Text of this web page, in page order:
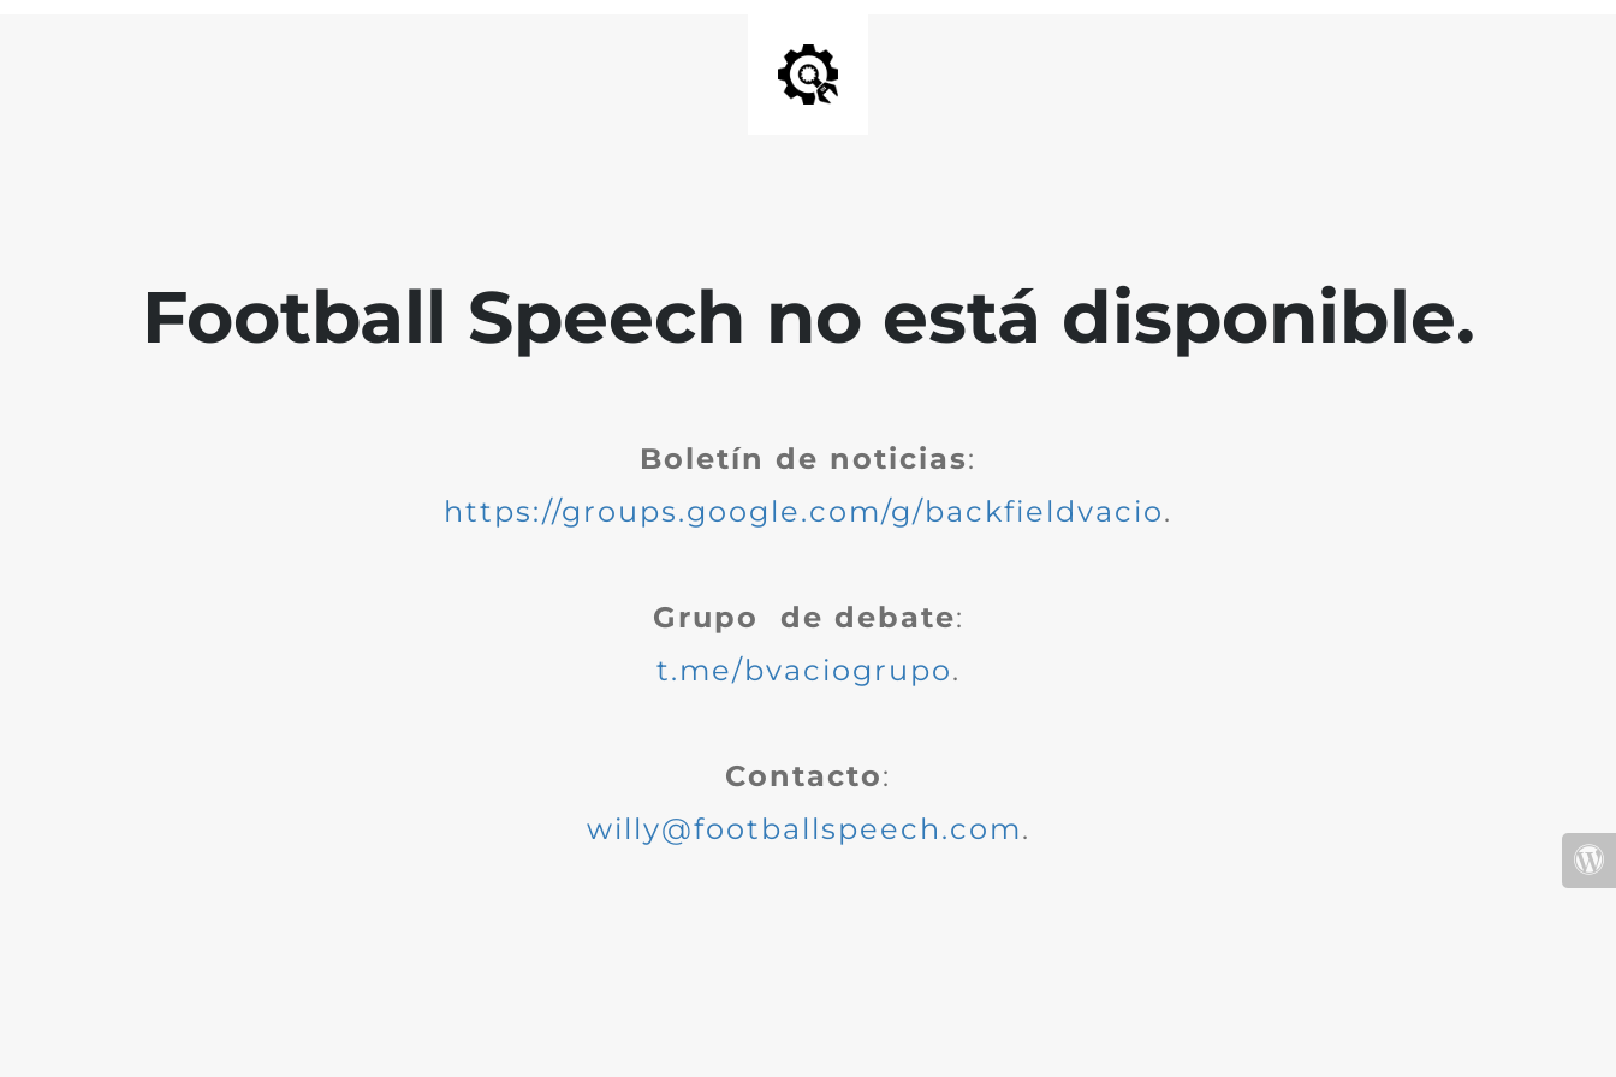
Football Speech no está disponible.
Boletín de noticias:
https://groups.google.com/g/backfieldvacio.
Grupo de debate:
t.me/bvaciogrupo.
Contacto:
willy@footballspeech.com.